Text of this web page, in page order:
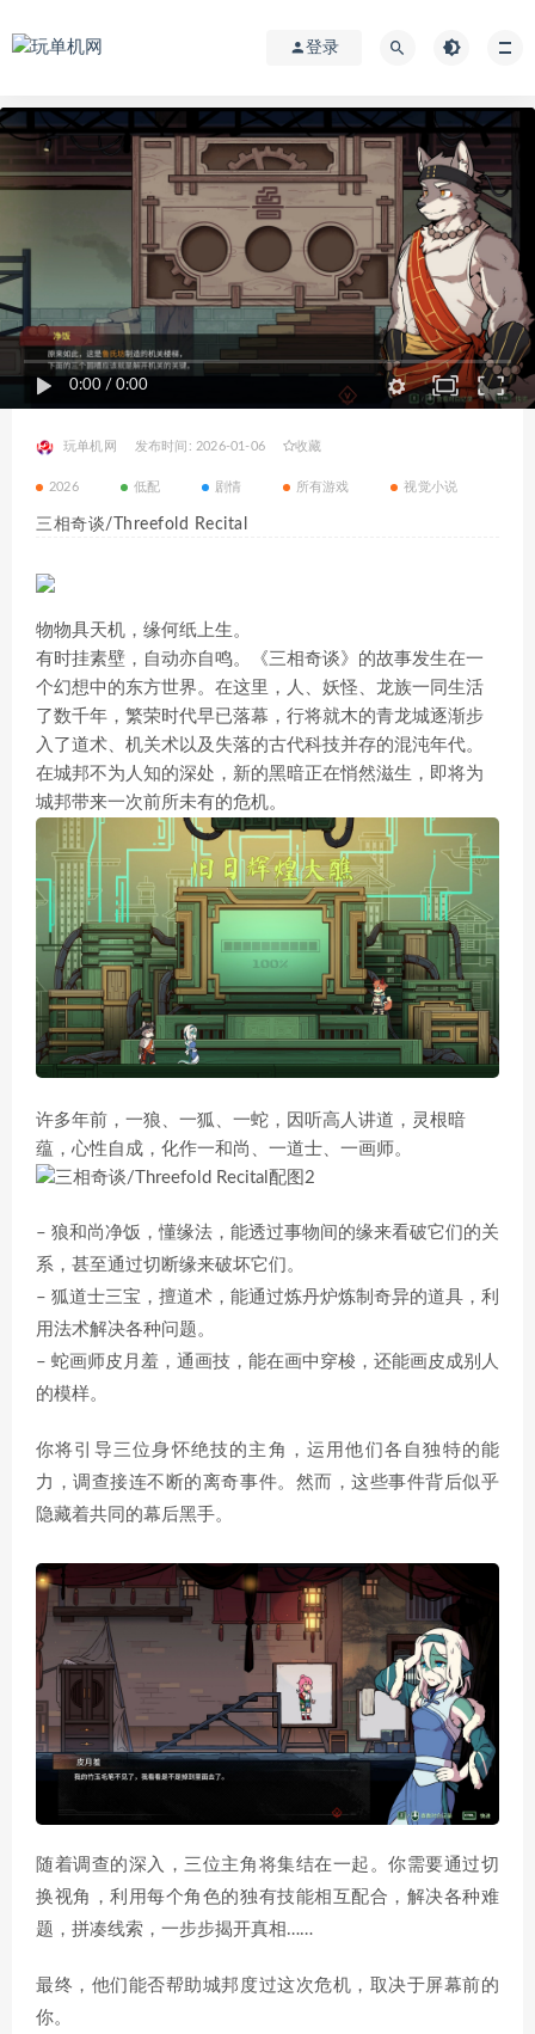
登录
0:00 / 0:00
玩单机网 发布时间: 2026-01-06 收藏
2026 低配 剧情 所有游戏 视觉小说
三相奇谈/Threefold Recital
物物具天机，缘何纸上生。
有时挂素壁，自动亦自鸣。《三相奇谈》的故事发生在一
个幻想中的东方世界。在这里，人、妖怪、龙族一同生活
了数千年，繁荣时代早已落幕，行将就木的青龙城逐渐步
入了道术、机关术以及失落的古代科技并存的混沌年代。
在城邦不为人知的深处，新的黑暗正在悄然滋生，即将为
城邦带来一次前所未有的危机。
许多年前，一狼、一狐、一蛇，因听高人讲道，灵根暗
蕴，心性自成，化作一和尚、一道士、一画师。
– 狼和尚净饭，懂缘法，能透过事物间的缘来看破它们的关
系，甚至通过切断缘来破坏它们。
– 狐道士三宝，擅道术，能通过炼丹炉炼制奇异的道具，利
用法术解决各种问题。
– 蛇画师皮月羞，通画技，能在画中穿梭，还能画皮成别人
的模样。
你将引导三位身怀绝技的主角，运用他们各自独特的能
力，调查接连不断的离奇事件。然而，这些事件背后似乎
隐藏着共同的幕后黑手。
随着调查的深入，三位主角将集结在一起。你需要通过切
换视角，利用每个角色的独有技能相互配合，解决各种难
题，拼凑线索，一步步揭开真相……
最终，他们能否帮助城邦度过这次危机，取决于屏幕前的
你。